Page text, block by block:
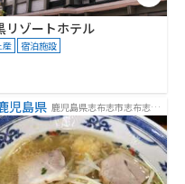
リゾートホテル
産 宿泊施設
児島県 鹿児島県志布志市志布志町
志布志２丁目８−４１